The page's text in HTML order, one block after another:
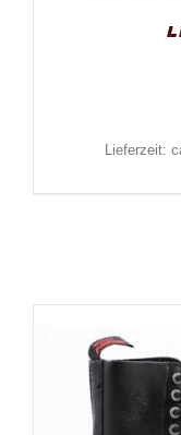
Lieferzeit: